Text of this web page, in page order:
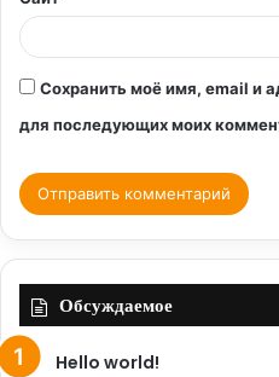
Сохранить моё имя, email и
для последующих моих
Обсуждаемое
Hello world!